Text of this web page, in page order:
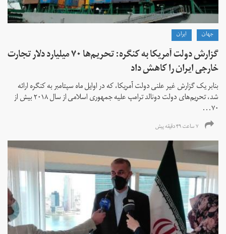
جهان ايران
گزارش دولت آمریکا به کنگره: تحریم‌ها ۷۰ میلیارد دلار تجارت
خارجی ایران را کاهش داد
بنابر یک گزارش غیر علنی دولت آمریکا، که در اوایل ماه سپتامبر به کنگره ارائه
شد، تحریم‌های دولت دونالد ترامپ علیه جمهوری اسلامی از سال ۲۰۱۸ بیش از
۷۰...
۷ ساعت ۴۹ دقیقه پیش